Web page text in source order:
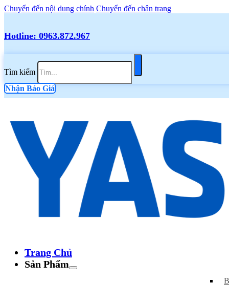
Chuyển đến nội dung chính Chuyển đến chân trang
Hotline: 0963.872.967
Tìm kiếm
Nhận Báo Giá
Trang Chủ
Sản Phẩm